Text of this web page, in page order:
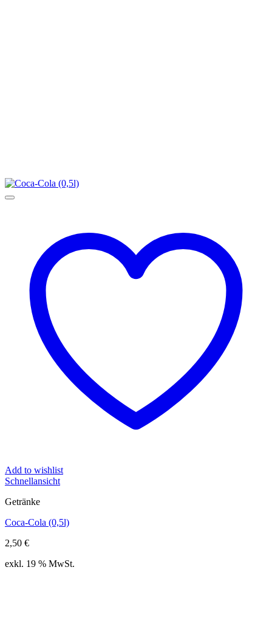
Add to wishlist
Schnellansicht
Getränke
Coca-Cola (0,5l)
2,50 €
exkl. 19 % MwSt.